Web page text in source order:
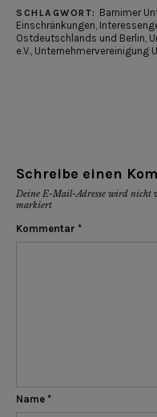
SCHLAGWORT: Barnimer
Einschränkungen
Ostdeutschlands und Berlin
e.V. Unternehmervereinigung
Schreibe einen
Deine E-Mail-Adresse wird nicht
markiert
Kommentar *
Name *